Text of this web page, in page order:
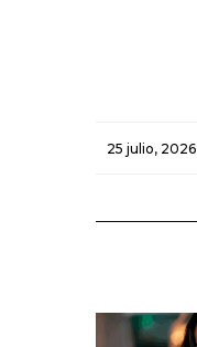
25 julio, 2026